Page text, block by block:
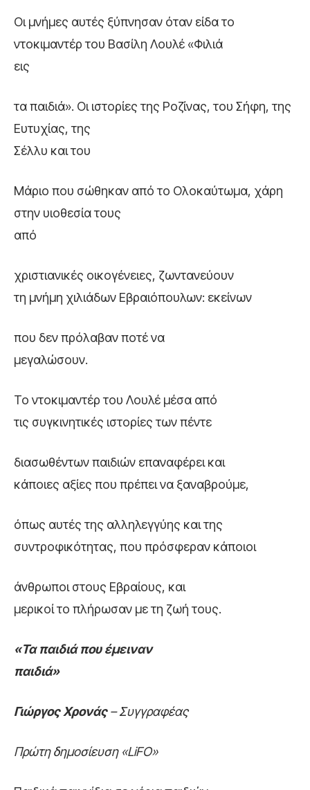
Οι μνήμες αυτές ξύπνησαν όταν είδα το
ντοκιμαντέρ του Βασίλη Λουλέ «Φιλιά
εις
τα παιδιά». Οι ιστορίες της Ροζίνας, του Σήφη, της
Ευτυχίας, της
Σέλλυ και του
Μάριο που σώθηκαν από το Ολοκαύτωμα, χάρη
στην υιοθεσία τους
από
χριστιανικές οικογένειες, ζωντανεύουν
τη μνήμη χιλιάδων Εβραιόπουλων: εκείνων
που δεν πρόλαβαν ποτέ να
μεγαλώσουν.
Το ντοκιμαντέρ του Λουλέ μέσα από
τις συγκινητικές ιστορίες των πέντε
διασωθέντων παιδιών επαναφέρει και
κάποιες αξίες που πρέπει να ξαναβρούμε,
όπως αυτές της αλληλεγγύης και της
συντροφικότητας, που πρόσφεραν κάποιοι
άνθρωποι στους Εβραίους, και
μερικοί το πλήρωσαν με τη ζωή τους.
«Τα παιδιά που έμειναν
παιδιά»
Γιώργος Χρονάς– Συγγραφέας
Πρώτη δημοσίευση «LiFO»